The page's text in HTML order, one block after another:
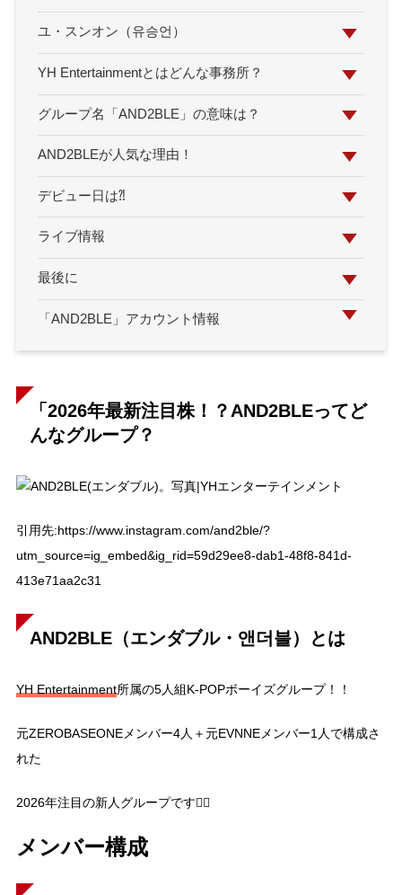
ユ・スンオン（유승언）
YH Entertainmentとはどんな事務所？
グループ名「AND2BLE」の意味は？
AND2BLEが人気な理由！
デビュー日は⁈
ライブ情報
最後に
「AND2BLE」アカウント情報
「2026年最新注目株！？AND2BLEってど
んなグループ？
引用先:https://www.instagram.com/and2ble/?
utm_source=ig_embed&ig_rid=59d29ee8-dab1-48f8-841d-
413e71aa2c31
AND2BLE（エンダブル・앤더블）とは
YH Entertainment所属の5人組K-POPボーイズグループ！！
元ZEROBASEONEメンバー4人＋元EVNNEメンバー1人で構成さ
れた
2026年注目の新人グループです☝🏻
メンバー構成